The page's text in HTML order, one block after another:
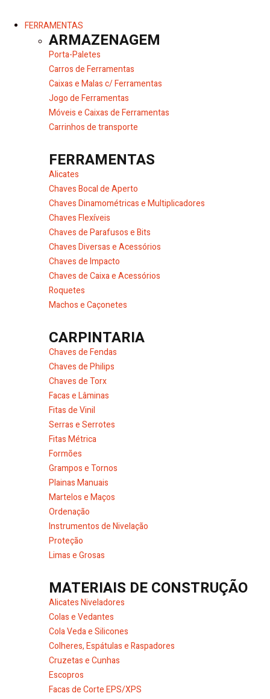
FERRAMENTAS
ARMAZENAGEM
Porta-Paletes
Carros de Ferramentas
Caixas e Malas c/ Ferramentas
Jogo de Ferramentas
Móveis e Caixas de Ferramentas
Carrinhos de transporte
FERRAMENTAS
Alicates
Chaves Bocal de Aperto
Chaves Dinamométricas e Multiplicadores
Chaves Flexíveis
Chaves de Parafusos e Bits
Chaves Diversas e Acessórios
Chaves de Impacto
Chaves de Caixa e Acessórios
Roquetes
Machos e Caçonetes
CARPINTARIA
Chaves de Fendas
Chaves de Philips
Chaves de Torx
Facas e Lâminas
Fitas de Vinil
Serras e Serrotes
Fitas Métrica
Formões
Grampos e Tornos
Plainas Manuais
Martelos e Maços
Ordenação
Instrumentos de Nivelação
Proteção
Limas e Grosas
MATERIAIS DE CONSTRUÇÃO
Alicates Niveladores
Colas e Vedantes
Cola Veda e Silicones
Colheres, Espátulas e Raspadores
Cruzetas e Cunhas
Escopros
Facas de Corte EPS/XPS